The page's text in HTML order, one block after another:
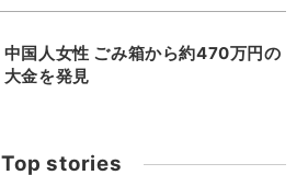
中国人女性 ごみ箱から約470万円の
大金を発見
Top stories